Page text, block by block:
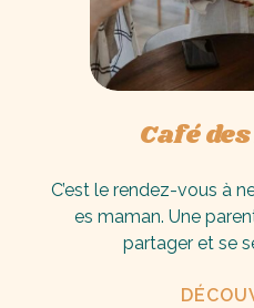
Café
C’est le rendez-vous à
es maman.Une
partager et se